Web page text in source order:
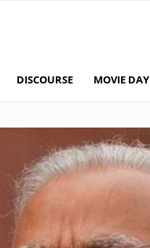
DISCOURSE MOVIE DAY